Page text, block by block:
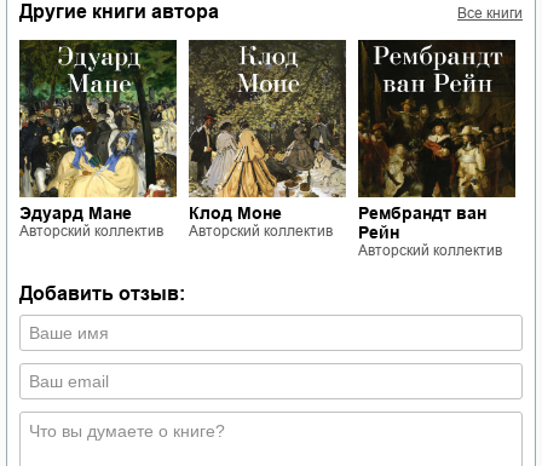
Другие книги автора Все книги
Эдуард Мане
Авторский коллектив
Клод Моне
Авторский коллектив
Рембрандт ван
Рейн
Авторский коллектив
Добавить отзыв: